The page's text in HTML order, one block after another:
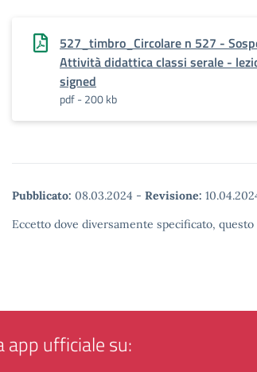
527_timbro_Circolare n 527 -
Attività didattica classi serale -
signed
pdf - 200 kb
Pubblicato: 08.03.2024 - Revisione:
Eccetto dove diversamente specificato,
app ufficiale su: